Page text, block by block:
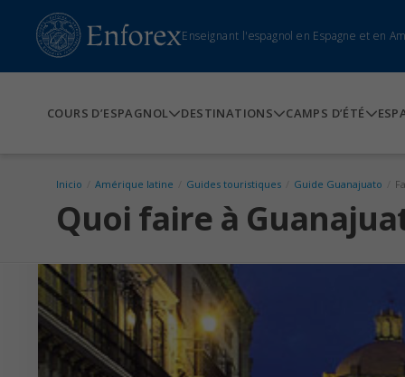
Enseignant l'espagnol en Espagne et en
COURS D’ESPAGNOL DESTINATIONS CAMPS D’ÉTÉ
Inicio Amérique latine Guides touristiques Guide Guanajuato
Quoi faire à